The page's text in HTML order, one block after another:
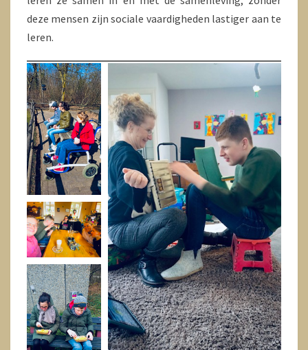
deze mensen zijn sociale vaardigheden lastiger aan te
leren.